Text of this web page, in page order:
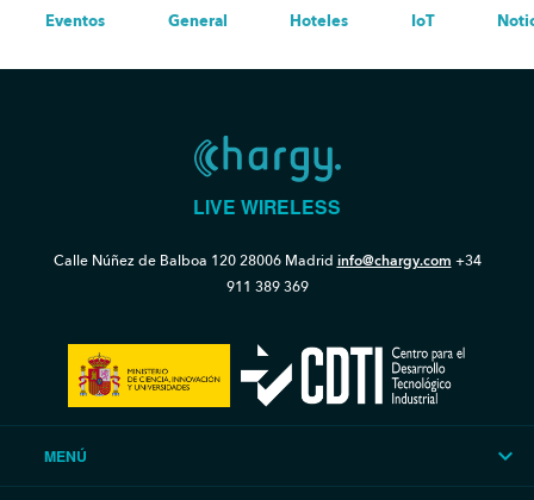
Eventos General Hoteles IoT
LIVE WIRELESS
Calle Núñez de Balboa 12028006 Madrid info@chargy.com +34
911 389 369
MENÚ